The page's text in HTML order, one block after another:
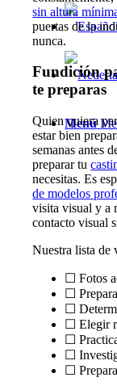
Menú
sin altura
puertas de la
nunca.
Fundición
te preparas
Quien quiera
estar bien
semanas antes
preparar tu
necesitas. Es
de modelos
visita visual y a
contacto visual
Nuestra lista de
☐ Fotos
☐
☐
☐ Elegir
☐
☐
☐